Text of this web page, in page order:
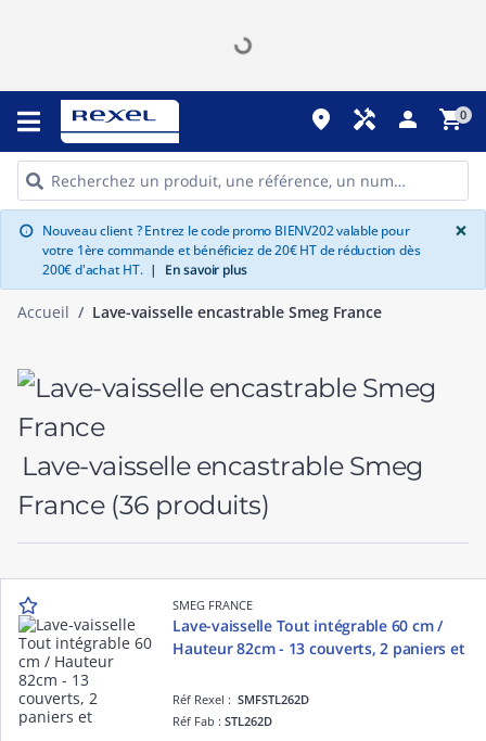
place handyman person shopping_cart0
info Nouveau client ? Entrez le code promo BIENV202 valable pour
votre 1ère commande et bénéficiez de 20€ HT de réduction dès
200€ d'achat HT. | En savoir plus
×
Accueil Lave-vaisselle encastrable Smeg France
Lave-vaisselle encastrable Smeg
France (36 produits)
SMEG FRANCE
Lave-vaisselle Tout intégrable 60 cm /
Hauteur 82cm - 13 couverts, 2 paniers et
Réf Rexel :SMFSTL262D
Réf Fab :STL262D